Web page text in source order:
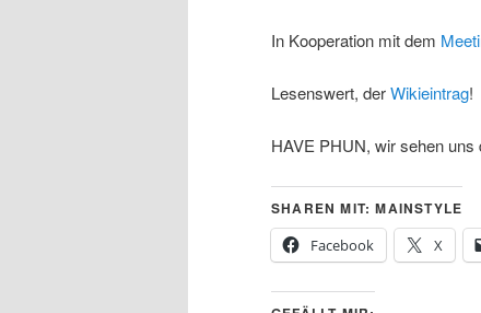
In Kooperation mit dem
Lesenswert, derWikieintrag!
HAVE PHUN, wir sehen uns
SHAREN MIT: MAINSTYLE
Facebook
X